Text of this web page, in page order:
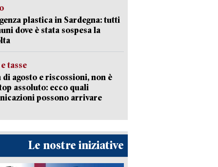
plastica in Sardegna: tutti
dove è stata sospesa la
tasse
di agosto e riscossioni, non è
assoluto: ecco quali
possono arrivare
Le nostre iniziative